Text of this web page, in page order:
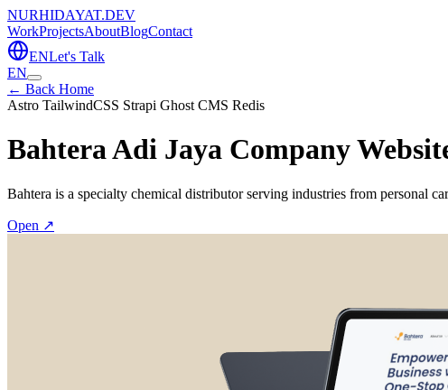
NURHIDAYAT.DEV
WorkProjectsAboutBlogContact
ENLet's Talk
EN
← Back Home
Astro TailwindCSS Strapi Ghost CMS Redis
Bahtera Adi Jaya Company
Bahtera is a specialty chemical distributor serving industries from personal
Open ↗